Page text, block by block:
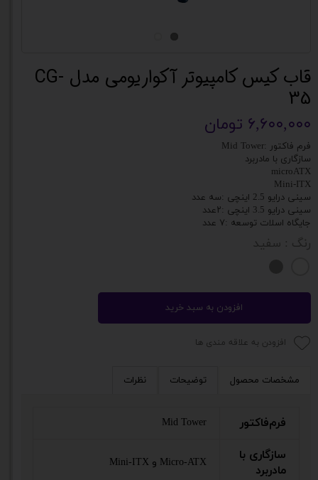
قاب کیس کامپیوتر آکواریومی مدل CG-
35
۶,۶۰۰,۰۰۰ تومان
فرم فاکتور :Mid Tower
سازگاری با مادربرد
microATX
Mini-ITX
سینی درایو 2.5 اینچی :سه عدد
سینی درایو 3.5 اینچی :۲عدد
جایگاه اسلات توسعه :۷ عدد
رنگ : سفید
افزودن به سبد خرید
افزودن به علاقه مندی ها
مشخصات محصول توضیحات نظرات
فرم‌فاکتور Mid Tower
سازگاری با
مادربرد
Micro‑ATX و Mini‑ITX